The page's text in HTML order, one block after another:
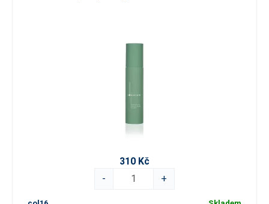
310 Kč
-
+